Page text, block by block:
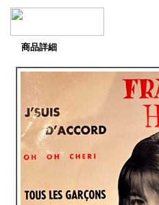
商品詳細